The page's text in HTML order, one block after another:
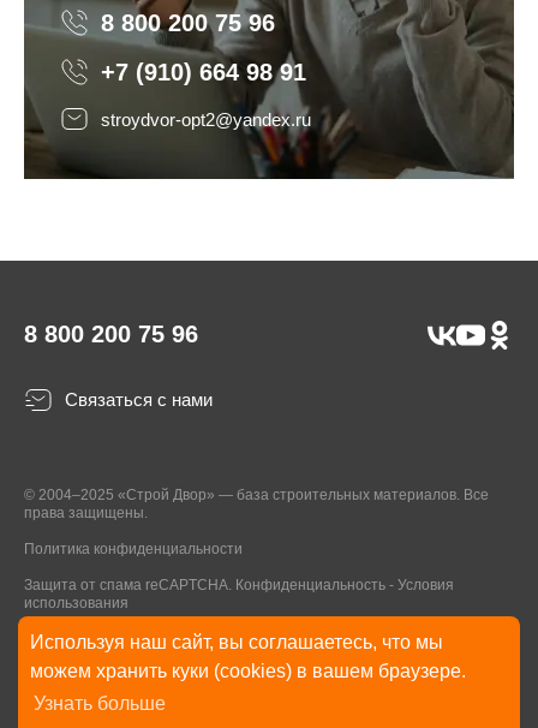
Используя наш сайт, вы соглашаетесь, что мы
можем хранить куки (cookies) в вашем браузере.
Узнать больше
8 800 200 75 96 8 800 200 75 96
+7 (910) 664 98 91
stroydvor-opt2@yandex.ru
8 800 200 75 96
Связаться с нами
© 2004–2025 «Строй Двор» — база строительных материалов. Все
права защищены.
Политика конфиденциальности
Защита от спама reCAPTCHA. Конфиденциальность - Условия
использования
* Указанные на Сайте цены, комплектации, описания и технические
характеристики могут быть изменены в любое время без уведомления
пользователей Сайта. Внешний вид товаров и упаковки может